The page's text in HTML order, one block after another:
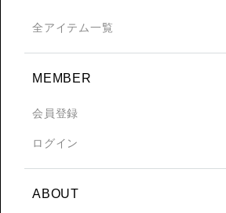
全アイテム一覧
MEMBER
会員登録
ログイン
ABOUT